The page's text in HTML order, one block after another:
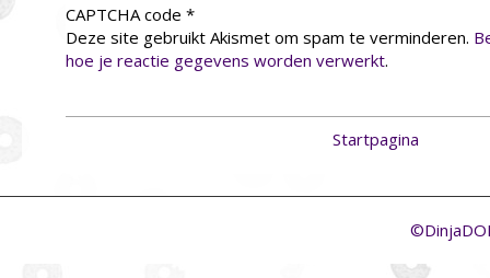
CAPTCHA code *
Deze site gebruikt Akismet om spam te verminderen.
hoe je reactie gegevens worden verwerkt.
Startpagina